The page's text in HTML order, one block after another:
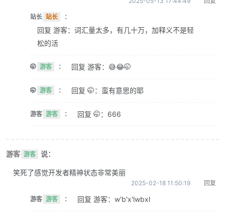
站长 站长 ：
回复 游客：词汇量太多，有几十万，加释义不是轻
松的活
🤭 游客 ： 回复 游客：😅😂🤭
🤭 游客 ： 回复 🤭：蛮有意思的耶
游客 游客 ： 回复 🤭：666
游客 游客 说：
笑死了感觉开发者精神状态非常美丽
2025-02-18 11:50:19 回复
游客 游客 ： 回复 游客：w'b'x'lwbxl